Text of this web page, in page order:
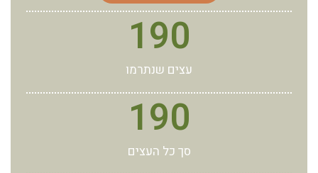
190
עצים שנתרמו
190
סך כל העצים